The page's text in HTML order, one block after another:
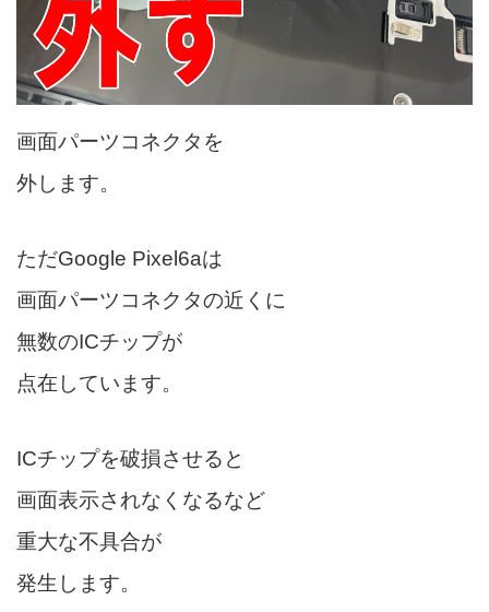
画面パーツコネクタを
外します。
ただGoogle Pixel6aは
画面パーツコネクタの近くに
無数のICチップが
点在しています。
ICチップを破損させると
画面表示されなくなるなど
重大な不具合が
発生します。